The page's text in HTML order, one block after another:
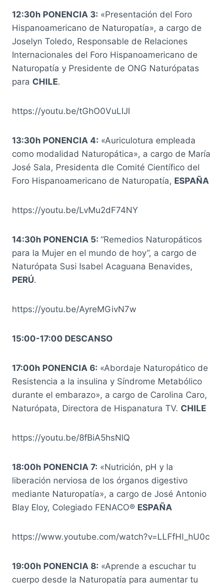
12:30h PONENCIA 3: «Presentación del Foro
Hispanoamericano de Naturopatía», a cargo de
Joselyn Toledo, Responsable de Relaciones
Internacionales del Foro Hispanoamericano de
Naturopatía y Presidente de ONG Naturópatas
para CHILE.
https://youtu.be/tGhO0VuLIJI
13:30h PONENCIA 4: «Auriculotura empleada
como modalidad Naturopática», a cargo de María
José Sala, Presidenta dle Comité Científico del
Foro Hispanoamericano de Naturopatía, ESPAÑA
https://youtu.be/LvMu2dF74NY
14:30h PONENCIA 5: “Remedios Naturopáticos
para la Mujer en el mundo de hoy”, a cargo de
Naturópata Susi Isabel Acaguana Benavides,
PERÚ.
https://youtu.be/AyreMGivN7w
15:00-17:00 DESCANSO
17:00h PONENCIA 6: «Abordaje Naturopático de
Resistencia a la insulina y Síndrome Metabólico
durante el embarazo», a cargo de Carolina Caro,
Naturópata, Directora de Hispanatura TV. CHILE
https://youtu.be/8fBiA5hsNlQ
18:00h PONENCIA 7: «Nutrición, pH y la
liberación nerviosa de los órganos digestivo
mediante Naturopatía», a cargo de José Antonio
Blay Eloy, Colegiado FENACO® ESPAÑA
https://www.youtube.com/watch?v=LLFfHl_hU0c
19:00h PONENCIA 8: «Aprende a escuchar tu
cuerpo desde la Naturopatía para aumentar tu